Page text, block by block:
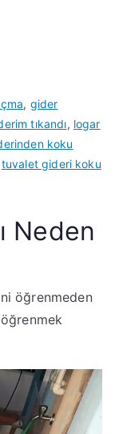
, gider
tıkandı, logar
koku
tuvalet gideri koku
Neden
öğrenmeden